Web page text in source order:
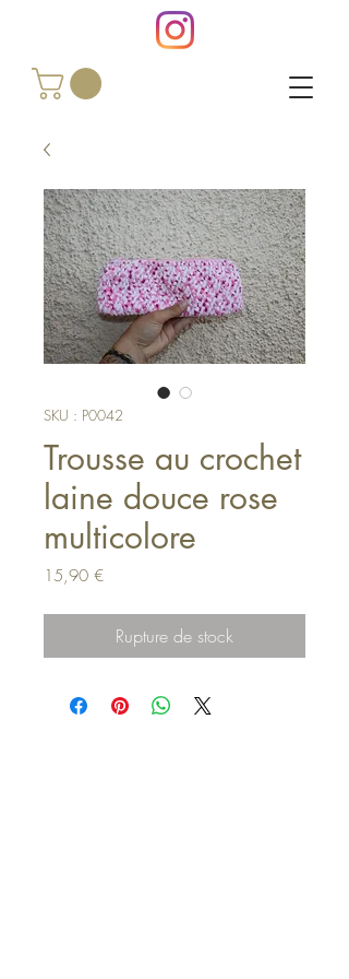
SKU : P0042
Trousse au crochet
laine douce rose
multicolore
15,90 €Prix
Rupture de stock